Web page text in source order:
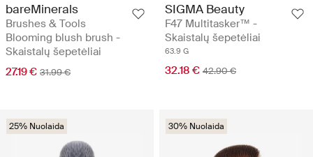
bareMinerals
Brushes & Tools
Blooming blush brush -
Skaistalų šepetėliai
27.19 € 31.99 €
SIGMA Beauty
F47 Multitasker™ -
Skaistalų šepetėliai
63.9 G
32.18 € 42.90 €
25% Nuolaida 30% Nuolaida